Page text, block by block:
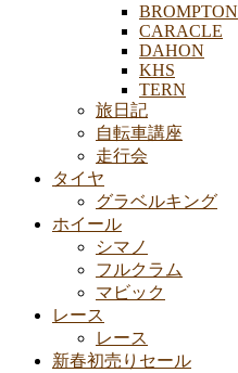
BROMPTON
CARACLE
DAHON
KHS
TERN
旅日記
自転車講座
走行会
タイヤ
グラベルキング
ホイール
シマノ
フルクラム
マビック
レース
レース
新春初売りセール